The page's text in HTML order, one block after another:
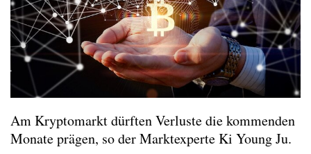
Am Kryptomarkt dürften Verluste die kommenden
Monate prägen, so der Marktexperte Ki Young Ju.